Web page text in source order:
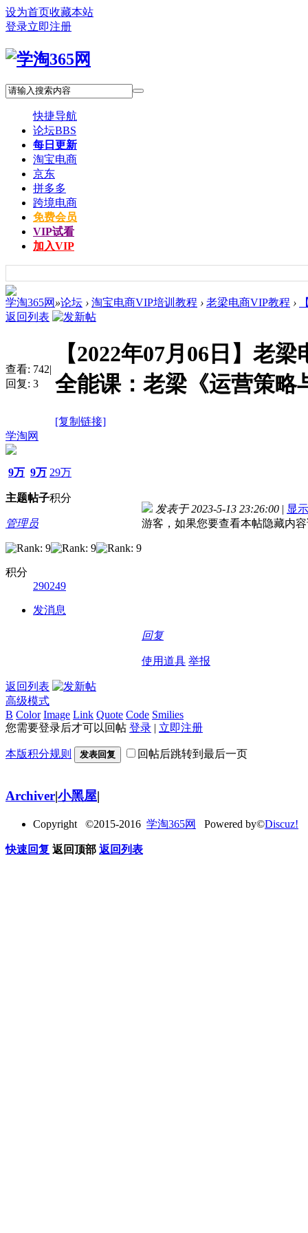
设为首页收藏本站
登录立即注册
快捷导航
论坛BBS
每日更新
淘宝电商
京东
拼多多
跨境电商
免费会员
VIP试看
加入VIP
学淘365网 »论坛 › 淘宝电商VIP培训教程 › 老梁电商VIP教程 ›
返回列表
查看: 742|
回复: 3
【2022年07月06日】老
全能课：老梁《运营策略
[复制链接]
学淘网
9万
主题
9万
帖子
29万
积分
管理员
积分
290249
发消息
发表于 2023-5-13 23:26:00 | 显
游客，如果您要查看本帖隐藏内
回复
使用道具 举报
返回列表
高级模式
B Color Image Link Quote Code Smilies
您需要登录后才可以回帖 登录 | 立即注册
本版积分规则 发表回复 回帖后跳转到最后一页
Archiver|小黑屋|
Copyright ©2015-2016 学淘365网 Powered by©Discuz!
快速回复 返回顶部 返回列表